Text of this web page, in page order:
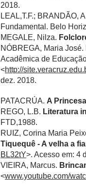
2018.
LEAL,T.F.; BRANDÃO,
Fundamental. Belo
MEGALE, Nilza.
NÓBREGA, Maria José.
Acadêmica de
<http://
dez. 2018.
PATACRÚA. A
REGO, L.B. Literatura
FTD,1988.
RUIZ, Corina Maria
Tiquequê - A velha a
BL32tY>. Acesso em: 4
VIEIRA, Marcus.
<www.youtube.com/